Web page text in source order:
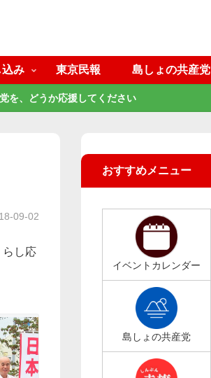
み 東京民報 島しょの共産党
を、どうか応援してください
09-02
らし応
おすすめメニュー
イベントカレンダー
島しょの共産党